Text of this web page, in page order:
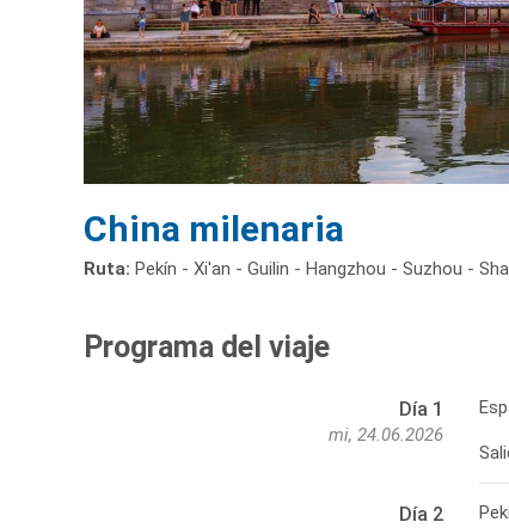
China milenaria
Ruta: Pekín - Xi'an - Guilin - Hangzhou - Suzhou -
Programa del viaje
Día 1
mi, 24.06.2026
Día 2